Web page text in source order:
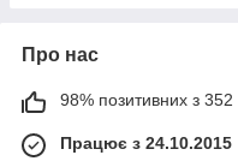
Про нас
98% позитивних з 352
Працює з 24.10.2015